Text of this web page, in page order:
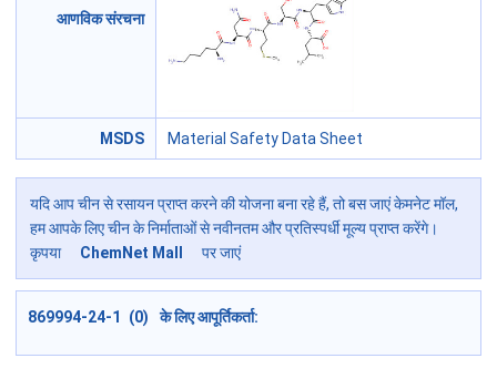
आणविक संरचना
MSDS Material Safety Data Sheet
यदि आप चीन से रसायन प्राप्त करने की योजना बना रहे हैं, तो बस जाएं केमनेट मॉल,
हम आपके लिए चीन के निर्माताओं से नवीनतम और प्रतिस्पर्धी मूल्य प्राप्त करेंगे।
कृपया
ChemNet Mall पर जाएं
869994-24-1 (0) के लिए आपूर्तिकर्ता: